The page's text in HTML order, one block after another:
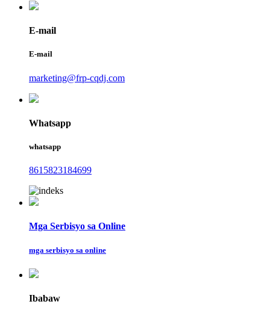
E-mail
E-mail
marketing@frp-cqdj.com
Whatsapp
whatsapp
8615823184699
Mga Serbisyo sa Online
mga serbisyo sa online
Ibabaw